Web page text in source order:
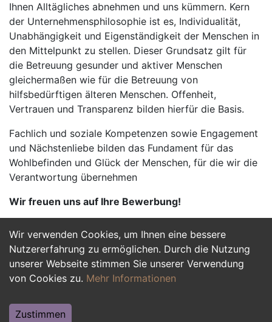
Wir verwenden Cookies, um Ihnen eine bessere
Nutzererfahrung zu ermöglichen. Durch die Nutzung
unserer Webseite stimmen Sie unserer Verwendung
von Cookies zu. Mehr Informationen
Zustimmen
Ihnen Alltägliches abnehmen und uns kümmern. Kern
der Unternehmensphilosophie ist es, Individualität,
Unabhängigkeit und Eigenständigkeit der Menschen in
den Mittelpunkt zu stellen. Dieser Grundsatz gilt für
die Betreuung gesunder und aktiver Menschen
gleichermaßen wie für die Betreuung von
hilfsbedürftigen älteren Menschen. Offenheit,
Vertrauen und Transparenz bilden hierfür die Basis.
Fachlich und soziale Kompetenzen sowie Engagement
und Nächstenliebe bilden das Fundament für das
Wohlbefinden und Glück der Menschen, für die wir die
Verantwortung übernehmen
Wir freuen uns auf Ihre Bewerbung!
Jetzt Bewerben